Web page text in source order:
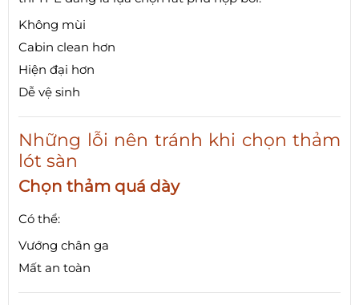
Không mùi
Cabin clean hơn
Hiện đại hơn
Dễ vệ sinh
Những lỗi nên tránh khi chọn thảm
lót sàn
Chọn thảm quá dày
Có thể:
Vướng chân ga
Mất an toàn